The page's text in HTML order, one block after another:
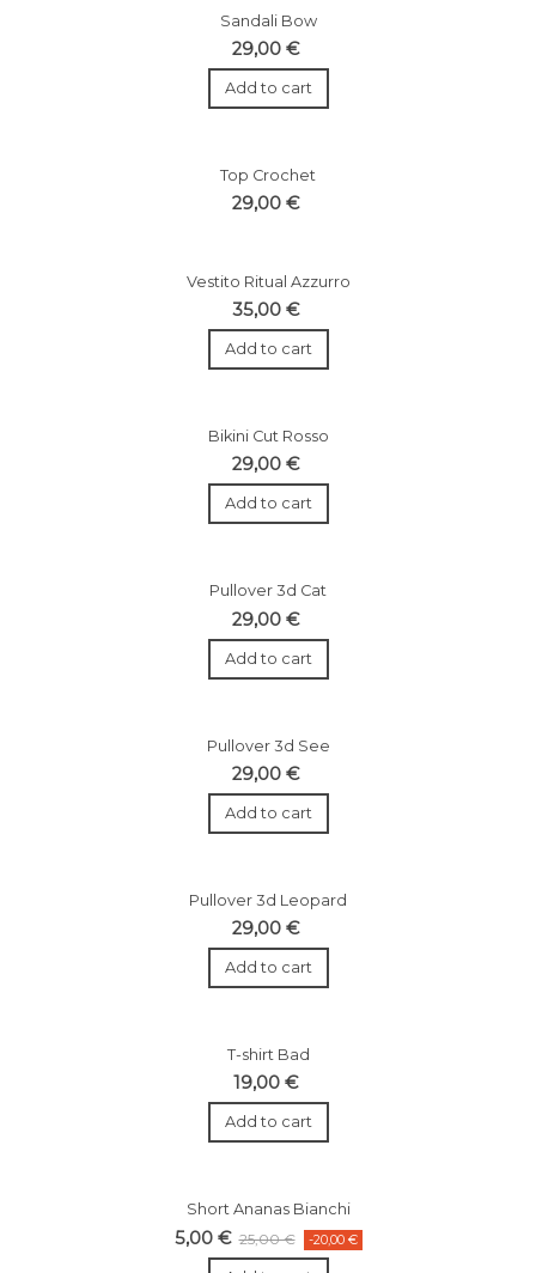
Sandali Bow
29,00 €
Add to cart
Top Crochet
29,00 €
Vestito Ritual Azzurro
35,00 €
Add to cart
Bikini Cut Rosso
29,00 €
Add to cart
Pullover 3d Cat
29,00 €
Add to cart
Pullover 3d See
29,00 €
Add to cart
Pullover 3d Leopard
29,00 €
Add to cart
T-shirt Bad
19,00 €
Add to cart
Short Ananas Bianchi
5,00 € 25,00 € -20,00 €